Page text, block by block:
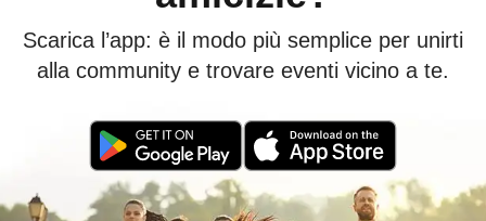
Scarica l’app: è il modo più semplice per unirti
alla community e trovare eventi vicino a te.